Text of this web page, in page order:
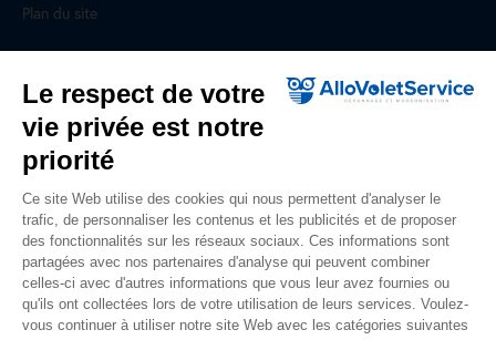
Plan du site
Pour les professionnels
Professionnels, des prestations ad hoc
Rejoignez un réseau national, nous recrutons !
Liens utiles
Mentions légales
Données personnelles
Le respect de votre
vie privée est notre
priorité
Ce site Web utilise des cookies qui nous permettent d'analyser le
trafic, de personnaliser les contenus et les publicités et de proposer
des fonctionnalités sur les réseaux sociaux. Ces informations sont
partagées avec nos partenaires d'analyse qui peuvent combiner
celles-ci avec d'autres informations que vous leur avez fournies ou
qu'ils ont collectées lors de votre utilisation de leurs services. Voulez-
vous continuer à utiliser notre site Web avec les catégories suivantes